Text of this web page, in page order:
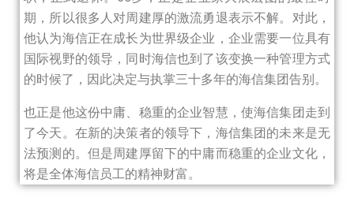
期，所以很多人对周建厚的激流勇退表示不解。对此，
他认为海信正在成长为世界级企业，企业需要一位具有
国际视野的领导，同时海信也到了该变换一种管理方式
的时候了，因此决定与执掌三十多年的海信集团告别。
也正是他这份中庸、稳重的企业智慧，使海信集团走到
了今天。在新的决策者的领导下，海信集团的未来是无
法预测的。但是周建厚留下的中庸而稳重的企业文化，
将是全体海信员工的精神财富。